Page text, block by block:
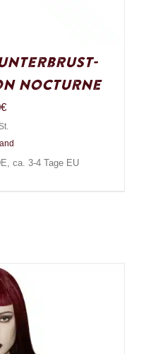
Nocturne
€
ca. 3-4 Tage EU